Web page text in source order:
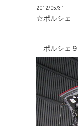
2012/05/31
☆ポルシェ
ポルシェ９